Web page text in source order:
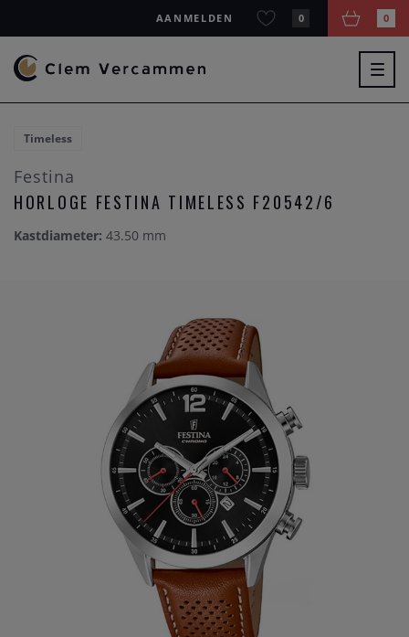
AANMELDEN 0 0
Timeless
Festina
HORLOGE FESTINA TIMELESS F20542/6
Kastdiameter: 43.50 mm